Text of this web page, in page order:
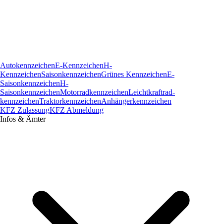
AutokennzeichenE-KennzeichenH-
KennzeichenSaisonkennzeichenGrünes KennzeichenE-
SaisonkennzeichenH-
SaisonkennzeichenMotorradkennzeichenLeichtkraftrad­
kennzeichenTraktorkennzeichenAnhängerkennzeichen
KFZ ZulassungKFZ Abmeldung
Infos & Ämter